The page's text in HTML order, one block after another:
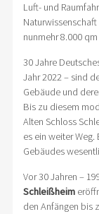
Luft- und
nunmehr 8.000
30 Jahre
Jahr 2022 – sind
Gebäude und
Bis zu diesem
Alten Schloss
es ein weiter
Gebäudes
Vor 30 Jahren –
Schleißheim
den Anfängen bis